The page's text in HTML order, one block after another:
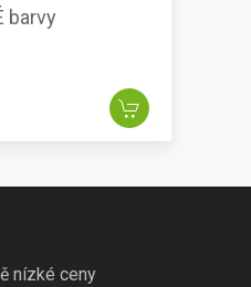
barvy
nízké ceny